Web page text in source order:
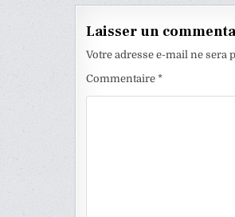
Laisser un
Votre adresse e-mail ne sera
Commentaire *